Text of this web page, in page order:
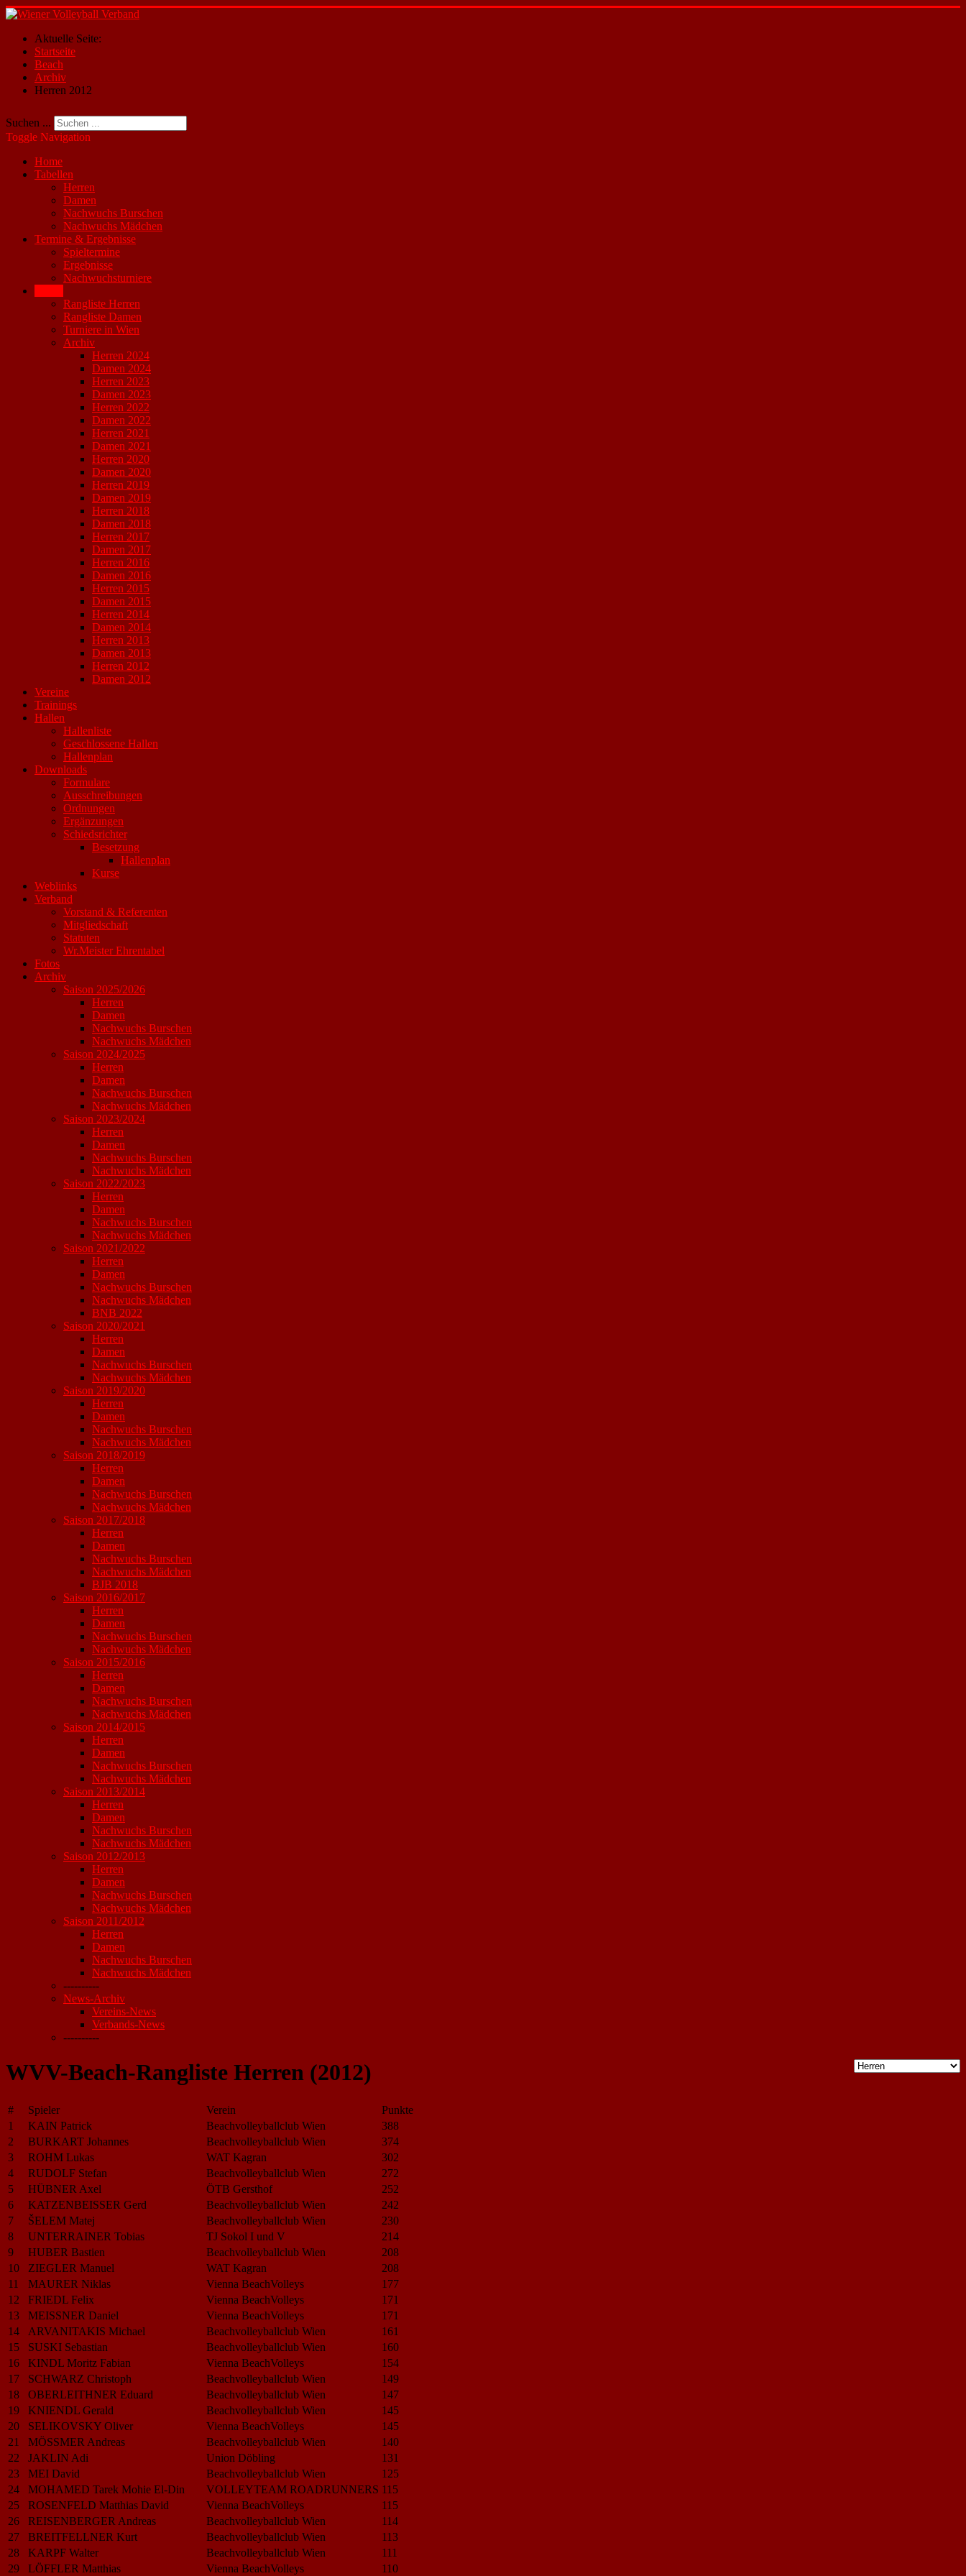
Aktuelle Seite:
Startseite
Beach
Archiv
Herren 2012
Suchen ...
Toggle Navigation
Home
Tabellen
Herren
Damen
Nachwuchs Burschen
Nachwuchs Mädchen
Termine & Ergebnisse
Spieltermine
Ergebnisse
Nachwuchsturniere
Rangliste Herren
Rangliste Damen
Turniere in Wien
Archiv
Herren 2024
Damen 2024
Herren 2023
Damen 2023
Herren 2022
Damen 2022
Herren 2021
Damen 2021
Herren 2020
Damen 2020
Herren 2019
Damen 2019
Herren 2018
Damen 2018
Herren 2017
Damen 2017
Herren 2016
Damen 2016
Herren 2015
Damen 2015
Herren 2014
Damen 2014
Herren 2013
Damen 2013
Herren 2012
Damen 2012
Vereine
Trainings
Hallen
Hallenliste
Geschlossene Hallen
Hallenplan
Downloads
Formulare
Ausschreibungen
Ordnungen
Ergänzungen
Schiedsrichter
Besetzung
Hallenplan
Kurse
Weblinks
Verband
Vorstand & Referenten
Mitgliedschaft
Statuten
Wr.Meister Ehrentabel
Fotos
Archiv
Saison 2025/2026
Herren
Damen
Nachwuchs Burschen
Nachwuchs Mädchen
Saison 2024/2025
Herren
Damen
Nachwuchs Burschen
Nachwuchs Mädchen
Saison 2023/2024
Herren
Damen
Nachwuchs Burschen
Nachwuchs Mädchen
Saison 2022/2023
Herren
Damen
Nachwuchs Burschen
Nachwuchs Mädchen
Saison 2021/2022
Herren
Damen
Nachwuchs Burschen
Nachwuchs Mädchen
BNB 2022
Saison 2020/2021
Herren
Damen
Nachwuchs Burschen
Nachwuchs Mädchen
Saison 2019/2020
Herren
Damen
Nachwuchs Burschen
Nachwuchs Mädchen
Saison 2018/2019
Herren
Damen
Nachwuchs Burschen
Nachwuchs Mädchen
Saison 2017/2018
Herren
Damen
Nachwuchs Burschen
Nachwuchs Mädchen
BJB 2018
Saison 2016/2017
Herren
Damen
Nachwuchs Burschen
Nachwuchs Mädchen
Saison 2015/2016
Herren
Damen
Nachwuchs Burschen
Nachwuchs Mädchen
Saison 2014/2015
Herren
Damen
Nachwuchs Burschen
Nachwuchs Mädchen
Saison 2013/2014
Herren
Damen
Nachwuchs Burschen
Nachwuchs Mädchen
Saison 2012/2013
Herren
Damen
Nachwuchs Burschen
Nachwuchs Mädchen
Saison 2011/2012
Herren
Damen
Nachwuchs Burschen
Nachwuchs Mädchen
----------
News-Archiv
Vereins-News
Verbands-News
----------
WVV-Beach-Rangliste Herren (2012)
# Spieler Verein
Punkte
1
KAIN Patrick Beachvolleyballclub Wien
388
2
BURKART Johannes Beachvolleyballclub Wien
374
3
ROHM Lukas WAT Kagran
302
4
RUDOLF Stefan Beachvolleyballclub Wien
272
5
HÜBNER Axel ÖTB Gersthof
252
6
KATZENBEISSER Gerd Beachvolleyballclub Wien
242
7
ŠELEM Matej Beachvolleyballclub Wien
230
8
UNTERRAINER Tobias TJ Sokol I und V
214
9
HUBER Bastien Beachvolleyballclub Wien
208
10
ZIEGLER Manuel WAT Kagran
208
11
MAURER Niklas Vienna BeachVolleys
177
12
FRIEDL Felix Vienna BeachVolleys
171
13
MEISSNER Daniel Vienna BeachVolleys
171
14
ARVANITAKIS Michael Beachvolleyballclub Wien
161
15
SUSKI Sebastian Beachvolleyballclub Wien
160
16
KINDL Moritz Fabian Vienna BeachVolleys
154
17
SCHWARZ Christoph Beachvolleyballclub Wien
149
18
OBERLEITHNER Eduard Beachvolleyballclub Wien
147
19
KNIENDL Gerald Beachvolleyballclub Wien
145
20
SELIKOVSKY Oliver Vienna BeachVolleys
145
21
MÖSSMER Andreas Beachvolleyballclub Wien
140
22
JAKLIN Adi Union Döbling
131
23
MEI David Beachvolleyballclub Wien
125
24
MOHAMED Tarek Mohie El-Din VOLLEYTEAM ROADRUNNERS 115
25
ROSENFELD Matthias David Vienna BeachVolleys
115
26
REISENBERGER Andreas Beachvolleyballclub Wien
114
27
BREITFELLNER Kurt Beachvolleyballclub Wien
113
28
KARPF Walter Beachvolleyballclub Wien
111
29
LÖFFLER Matthias Vienna BeachVolleys 110